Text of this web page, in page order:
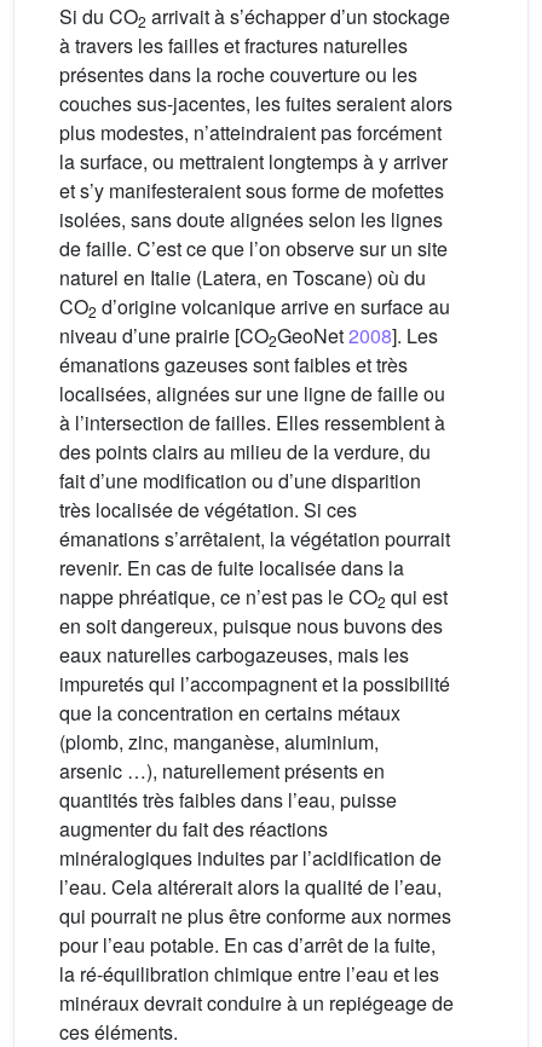
Si du CO2 arrivait à s’échapper d’un stockage
à travers les failles et fractures naturelles
présentes dans la roche couverture ou les
couches sus-jacentes, les fuites seraient alors
plus modestes, n’atteindraient pas forcément
la surface, ou mettraient longtemps à y arriver
et s’y manifesteraient sous forme de mofettes
isolées, sans doute alignées selon les lignes
de faille. C’est ce que l’on observe sur un site
naturel en Italie (Latera, en Toscane) où du
CO2 d’origine volcanique arrive en surface au
niveau d’une prairie [CO2GeoNet2008]. Les
émanations gazeuses sont faibles et très
localisées, alignées sur une ligne de faille ou
à l’intersection de failles. Elles ressemblent à
des points clairs au milieu de la verdure, du
fait d’une modification ou d’une disparition
très localisée de végétation. Si ces
émanations s’arrêtaient, la végétation pourrait
revenir. En cas de fuite localisée dans la
nappe phréatique, ce n’est pas le CO2 qui est
en soit dangereux, puisque nous buvons des
eaux naturelles carbogazeuses, mais les
impuretés qui l’accompagnent et la possibilité
que la concentration en certains métaux
(plomb, zinc, manganèse, aluminium,
arsenic …), naturellement présents en
quantités très faibles dans l’eau, puisse
augmenter du fait des réactions
minéralogiques induites par l’acidification de
l’eau. Cela altérerait alors la qualité de l’eau,
qui pourrait ne plus être conforme aux normes
pour l’eau potable. En cas d’arrêt de la fuite,
la ré-équilibration chimique entre l’eau et les
minéraux devrait conduire à un repiégeage de
ces éléments.